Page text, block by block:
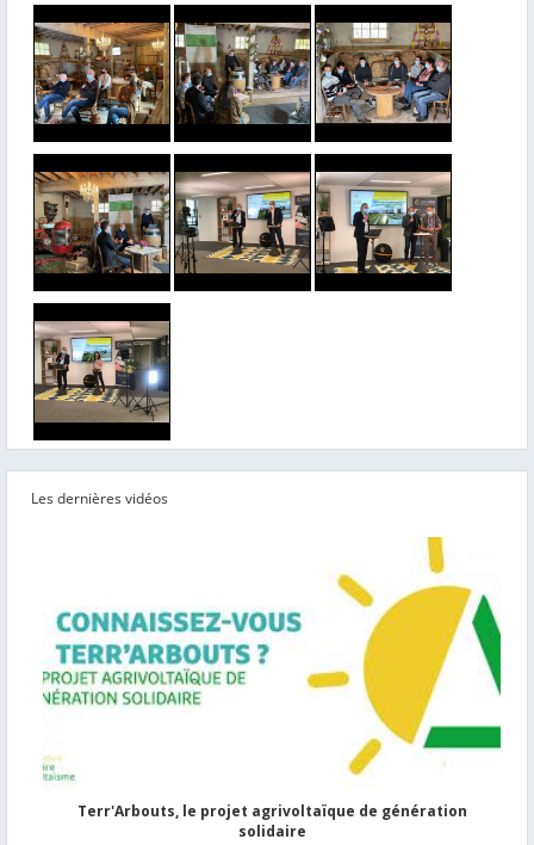
Les dernières vidéos
Terr'Arbouts, le projet agrivoltaïque de génération
solidaire